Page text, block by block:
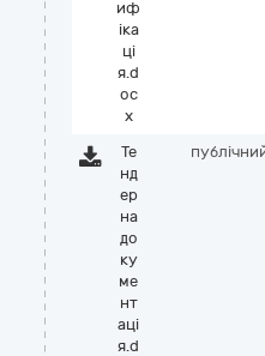
иф
іка
ці
я.d
oc
x
Те
нд
ер
на
до
ку
ме
нт
аці
я.d